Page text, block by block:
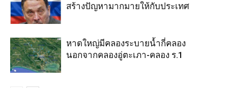
สร้างปัญหามากมายให้กับประเทศ
หาดใหญ่มีคลองระบายน้ำกี่คลอง
นอกจากคลองอู่ตะเภา-คลอง ร.1